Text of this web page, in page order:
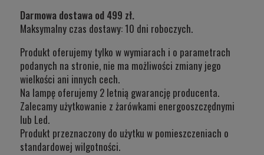
Darmowa dostawa od 499 zł.
Maksymalny czas dostawy: 10 dni roboczych.
Produkt oferujemy tylko w wymiarach i o parametrach
podanych na stronie, nie ma możliwości zmiany jego
wielkości ani innych cech.
Na lampę oferujemy 2 letnią gwarancję producenta.
Zalecamy użytkowanie z żarówkami energooszczędnymi
lub Led.
Produkt przeznaczony do użytku w pomieszczeniach o
standardowej wilgotności.